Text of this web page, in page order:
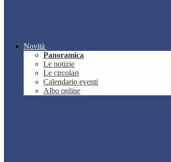
Novità
Panoramica
Le notizie
Le circolari
Calendario eventi
Albo online